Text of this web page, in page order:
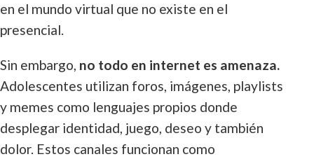
en el mundo virtual que no existe en el
presencial.
Sin embargo, no todo en internet es amenaza.
Adolescentes utilizan foros, imágenes, playlists
y memes como lenguajes propios donde
desplegar identidad, juego, deseo y también
dolor. Estos canales funcionan como